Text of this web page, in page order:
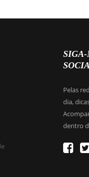
SIGA-
Pelas
dia,
dentro